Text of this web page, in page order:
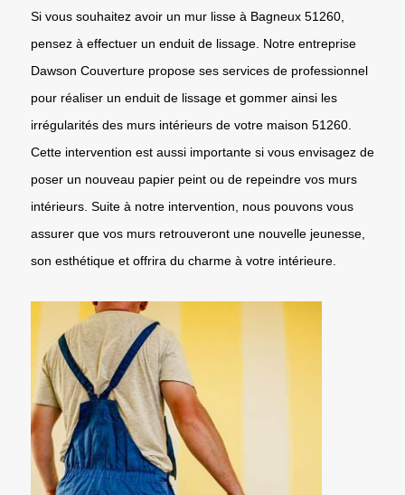
Si vous souhaitez avoir un mur lisse à Bagneux 51260,
pensez à effectuer un enduit de lissage. Notre entreprise
Dawson Couverture propose ses services de professionnel
pour réaliser un enduit de lissage et gommer ainsi les
irrégularités des murs intérieurs de votre maison 51260.
Cette intervention est aussi importante si vous envisagez de
poser un nouveau papier peint ou de repeindre vos murs
intérieurs. Suite à notre intervention, nous pouvons vous
assurer que vos murs retrouveront une nouvelle jeunesse,
son esthétique et offrira du charme à votre intérieure.